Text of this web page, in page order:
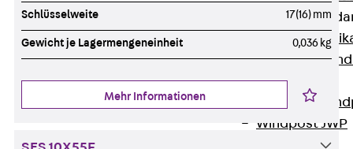
Attika-
Zurück
Windposts
Zurück
Windpost JWP
Schlüsselweite 17(16) mm
Gewicht je Lagermengeneinheit 0,036 kg
Mehr Informationen